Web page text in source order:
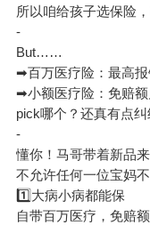
所以咱给孩子选保险
-
But……
➡百万医疗险：最高
➡小额医疗险：免赔
pick哪个？还真有点纠
-
懂你！马哥带着新品
不允许任何一位宝妈
1️⃣大病小病都能保
自带百万医疗 ，免赔